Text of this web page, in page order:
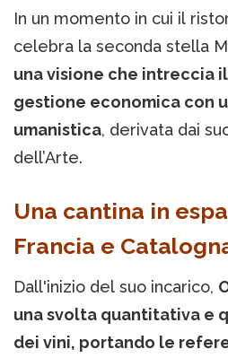
In un momento in cui il
celebra la seconda stella
una visione che intreccia
gestione economica con
umanistica, derivata dai
dell’Arte.
Una cantina in
Francia e
Dall'inizio del suo incarico,
una svolta quantitativa e
dei vini, portando le